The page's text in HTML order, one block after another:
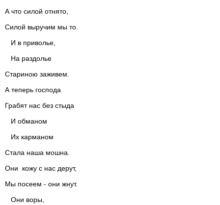
А что силой отнято,
Силой выручим мы то.
И в приволье,
На раздолье
Стариною заживем.
А теперь господа
Грабят нас без стыда
И обманом
Их карманом
Стала наша мошна.
Oни кожу с нас дерут,
Мы посеем - они жнут.
Они воры,